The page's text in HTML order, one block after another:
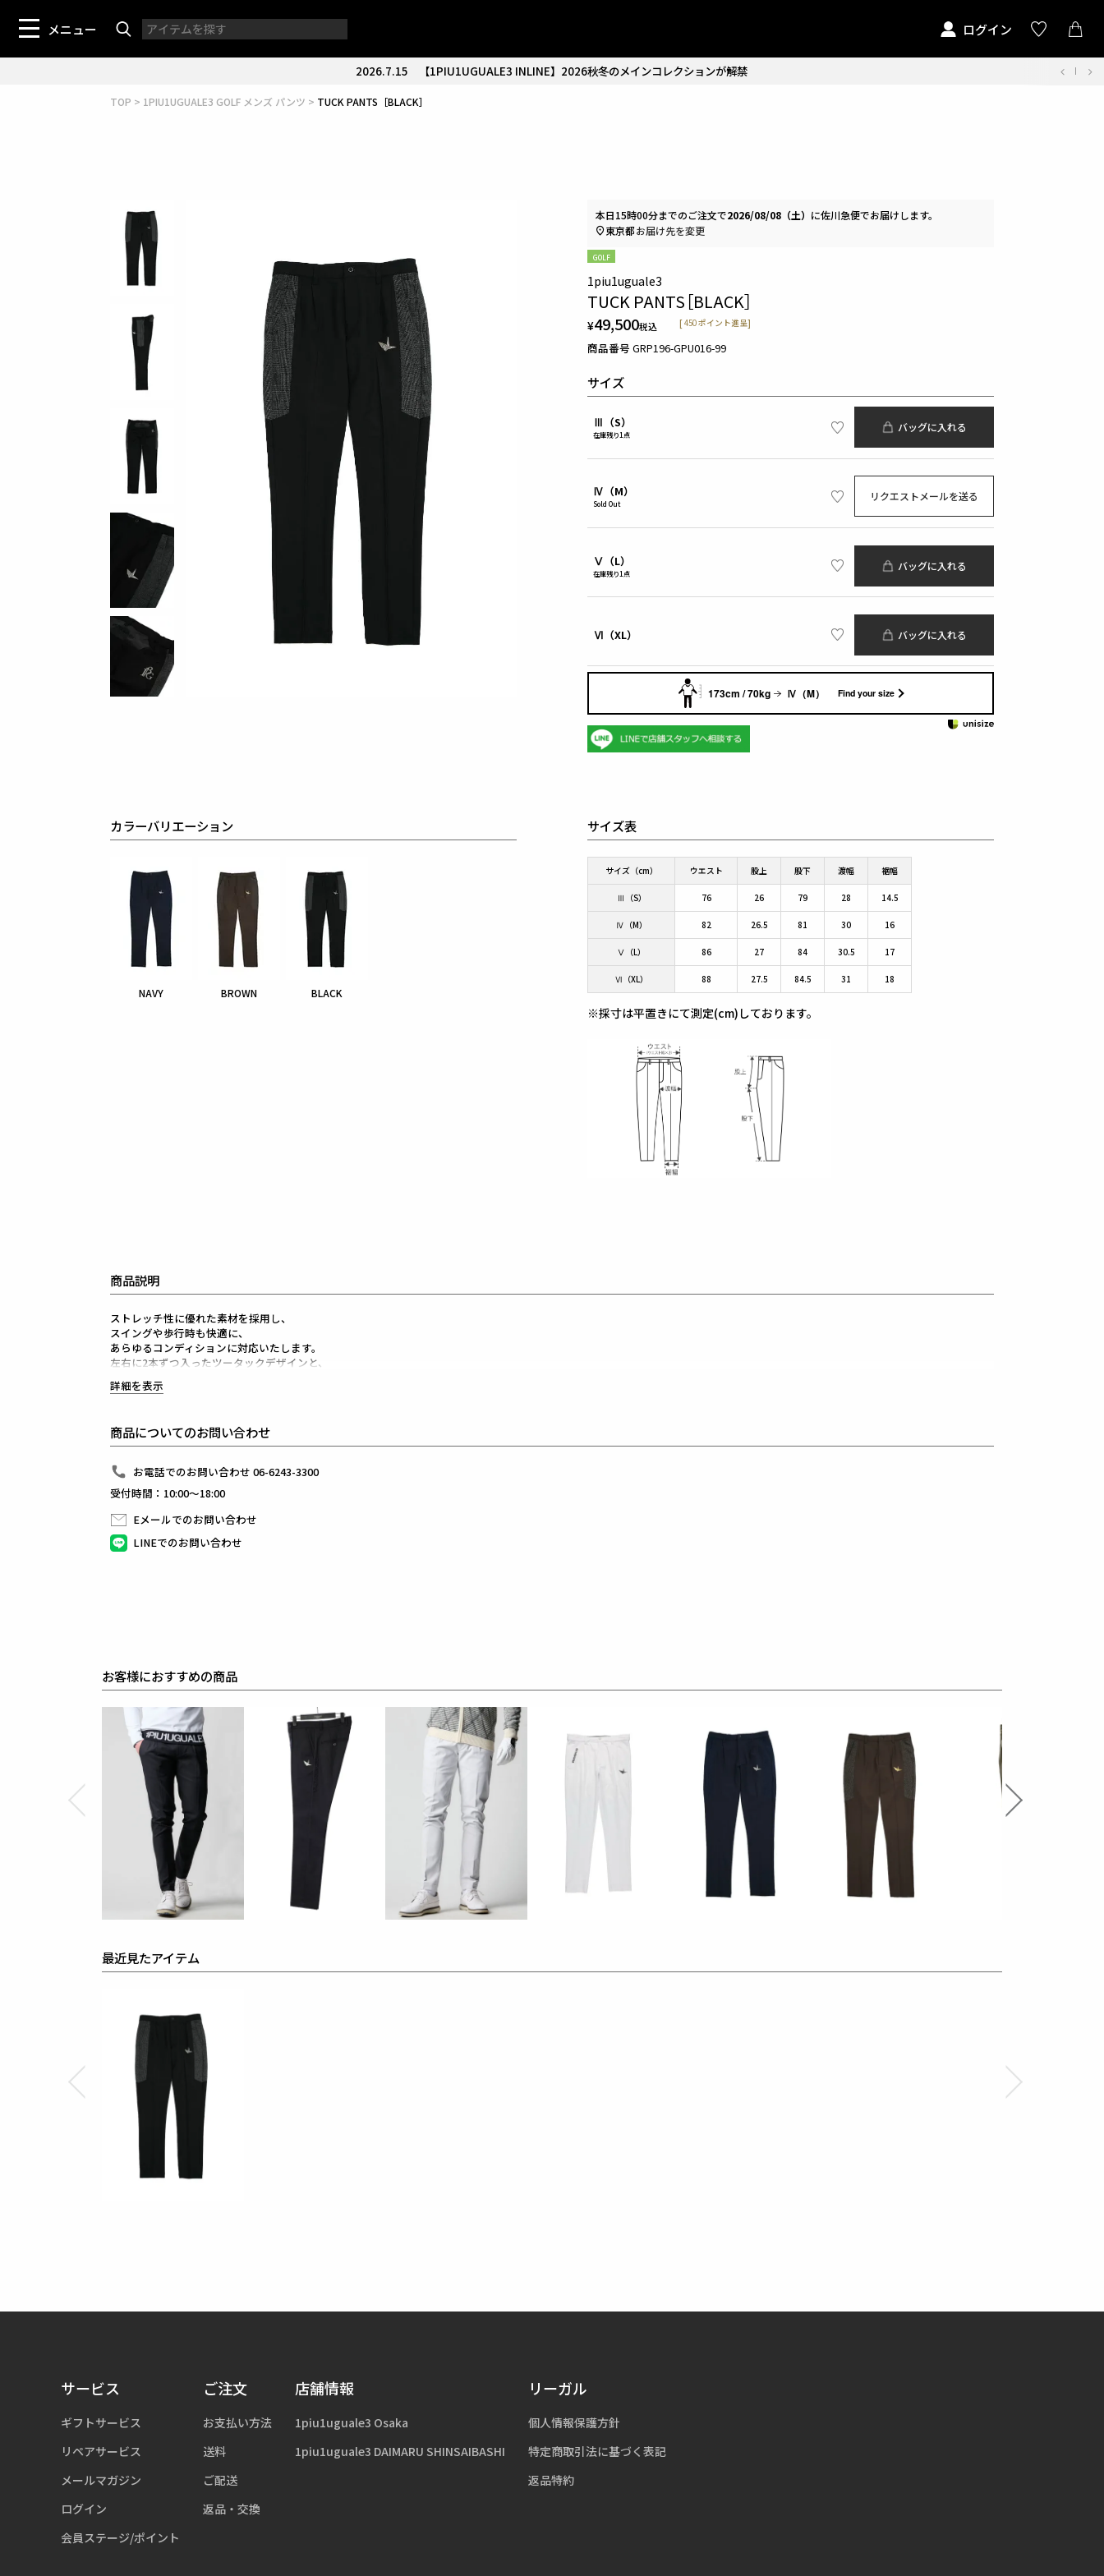
メニュー ログイン
2026.7.15 【1PIU1UGUALE3 INLINE】2026秋冬のメインコレクションが解禁
TOP 1PIU1UGUALE3 GOLF メンズ パンツ TUCK PANTS［BLACK］
GOLF
1piu1uguale3
TUCK PANTS［BLACK］
¥49,500税込 [450ポイント進呈]
商品番号 GRP196-GPU016-99
サイズ
Ⅲ（S）
在庫残り1点
バッグに入れる
Ⅳ（M）
Sold Out
リクエストメールを送る
Ⅴ（L）
在庫残り1点
バッグに入れる
Ⅵ（XL） バッグに入れる
173cm / 70kg Ⅳ（M） Find your size
本日15時00分までのご注文で2026/08/08（土） に佐川急便でお届けします。
東京都お届け先を変更
カラーバリエーション
NAVY BROWN BLACK
サイズ表
サイズ（cm） ウエスト 股上 股下 渡幅 裾幅
Ⅲ（S） 76 26 79 28 14.5
Ⅳ（M） 82 26.5 81 30 16
Ⅴ（L） 86 27 84 30.5 17
Ⅵ（XL） 88 27.5 84.5 31 18
※採寸は平置きにて測定(cm)しております。
商品説明
ストレッチ性に優れた素材を採用し、
スイングや歩行時も快適に、
あらゆるコンディションに対応いたします。
左右に2本ずつ入ったツータックデザインと、
ウエストの後ろ身にはシャーリングを配すことで伸縮性の向上。
柔らかな立体感を演出し、機能性と美観を両立。
大人っぽい切り替えデザインに仕上げました。
機能的でありながらラグジュアリーな装いを実現。
大人のゴルフスタイルを完成させる一本です。
1PIU1UGUALE3 GOLF（ウノピゥウノウグァーレトレ ゴルフ）
日本から世界に向けて発信するブランドとして世界中の上質な素材を贅沢に使用し、
ラグジュアリーな商品をリリースし続ける1PIU1UGUALE3。
ハイエンドラグジュアリーブランドが提案する、高いデザイン性とスポーツの機能美を併せ持ち
上質を知る全てのプレイヤーの為のウエアとしてリリースいたします。
詳細を表示
商品についてのお問い合わせ
お電話でのお問い合わせ 06-6243-3300
受付時間：10:00～18:00
Eメールでのお問い合わせ
LINEでのお問い合わせ
サービス
ギフトサービス
リペアサービス
メールマガジン
ログイン
会員ステージ/ポイント
ご注文
お支払い方法
送料
ご配送
返品・交換
店舗情報
1piu1uguale3 Osaka
1piu1uguale3 DAIMARU SHINSAIBASHI
リーガル
個人情報保護方針
特定商取引法に基づく表記
返品特約